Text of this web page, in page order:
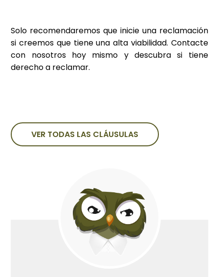
Solo recomendaremos que inicie una reclamación
si creemos que tiene una alta viabilidad. Contacte
con nosotros hoy mismo y descubra si tiene
derecho a reclamar.
VER TODAS LAS CLÁUSULAS